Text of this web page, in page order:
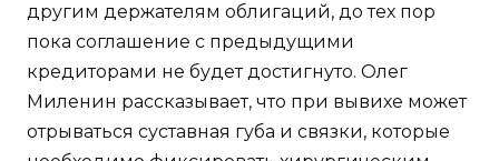
другим держателям облигаций, до тех пор
пока соглашение с предыдущими
кредиторами не будет достигнуто. Олег
Миленин рассказывает, что при вывихе может
отрываться суставная губа и связки, которые